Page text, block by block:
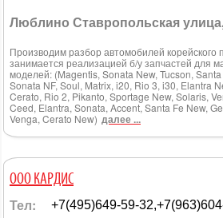
Люблино Ставропольская
Производим разбор автомобилей корейского
занимается реализацией б/у запчастей для
моделей: (Magentis, Sonata New, Tucson,
Sonata NF, Soul, Matrix, i20, Rio 3, i30, Elantra
Cerato, Rio 2, Pikanto, Sportage New, Solaris,
Ceed, Elantra, Sonata, Accent, Santa Fe New,
Venga, Cerato New) далее ...
ООО КАРДИС
Тел: +7(495)649-59-